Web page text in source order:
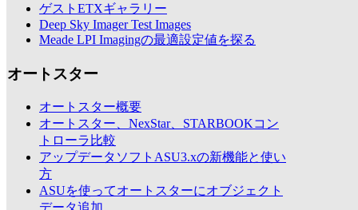
ゲストETXギャラリー
Deep Sky Imager Test Images
Meade LPI Imagingの最適設定値を探る
オートスター
オートスター概要
オートスター、NexStar、STARBOOKコン
トローラ比較
アップデータソフトASU3.xの新機能と使い
方
ASUを使ってオートスターにオブジェクト